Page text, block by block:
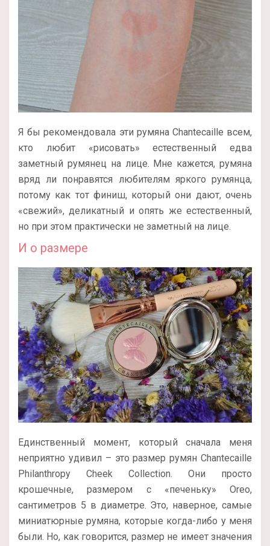
Я бы рекомендовала эти румяна Chantecaille всем,
кто любит «рисовать» естественный едва
заметный румянец на лице. Мне кажется, румяна
вряд ли понравятся любителям яркого румянца,
потому как тот финиш, который они дают, очень
«свежий», деликатный и опять же естественный,
но при этом практически не заметный на лице.
И о размере
Единственный момент, который сначала меня
неприятно удивил – это размер румян Chantecaille
Philanthropy Cheek Collection. Они просто
крошечные, размером с «печеньку» Oreo,
сантиметров 5 в диаметре. Это, наверное, самые
миниатюрные румяна, которые когда-либо у меня
были. Но, как говорится, размер не имеет значения